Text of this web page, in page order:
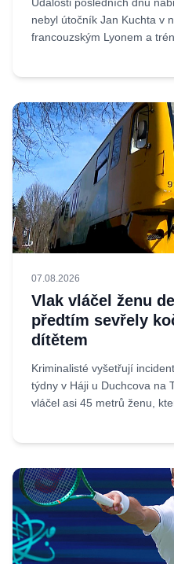
nebyl útočník Jan Kuchta v
francouzským Lyonem a
07.08.2026
Vlak vláčel ženu
předtím sevřely
dítětem
Kriminalisté vyšetřují
týdny v Háji u Duchcova na
vláčel asi 45 metrů ženu,